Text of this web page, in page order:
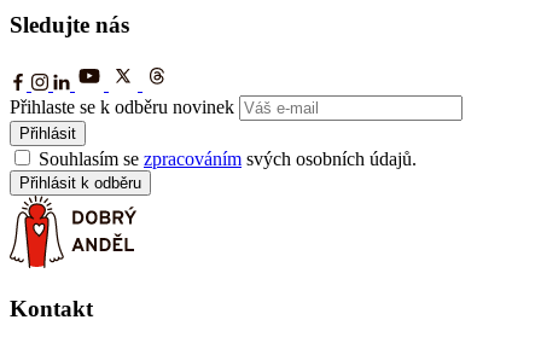
Sledujte nás
Přihlaste se k odběru novinek
Přihlásit
Souhlasím se zpracováním svých osobních údajů.
Přihlásit k odběru
Kontakt